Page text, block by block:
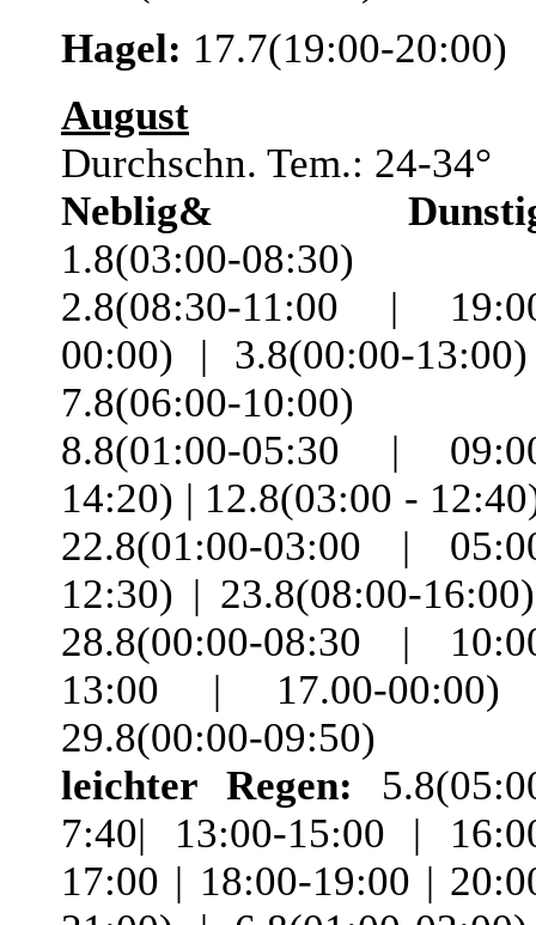
Hagel: 17.7(19:00-20:00)
August
Durchschn. Tem.: 24-34°
Neblig&
1.8(03:00-
2.8(08:30-11:00 |
00:00) | 3.8(00:00-
7.8(06:00-
8.8(01:00-05:30 |
14:20) | 12.8(03:00 -
22.8(01:00-03:00 |
12:30) | 23.8(08:00-
28.8(00:00-08:30 |
13:00 | 17.00-
29.8(00:00-09:50)
leichter Regen:
7:40| 13:00-15:00 |
17:00 | 18:00-19:00 |